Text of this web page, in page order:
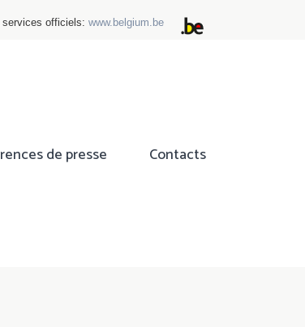
officiels: www.belgium.be
de presse Contacts